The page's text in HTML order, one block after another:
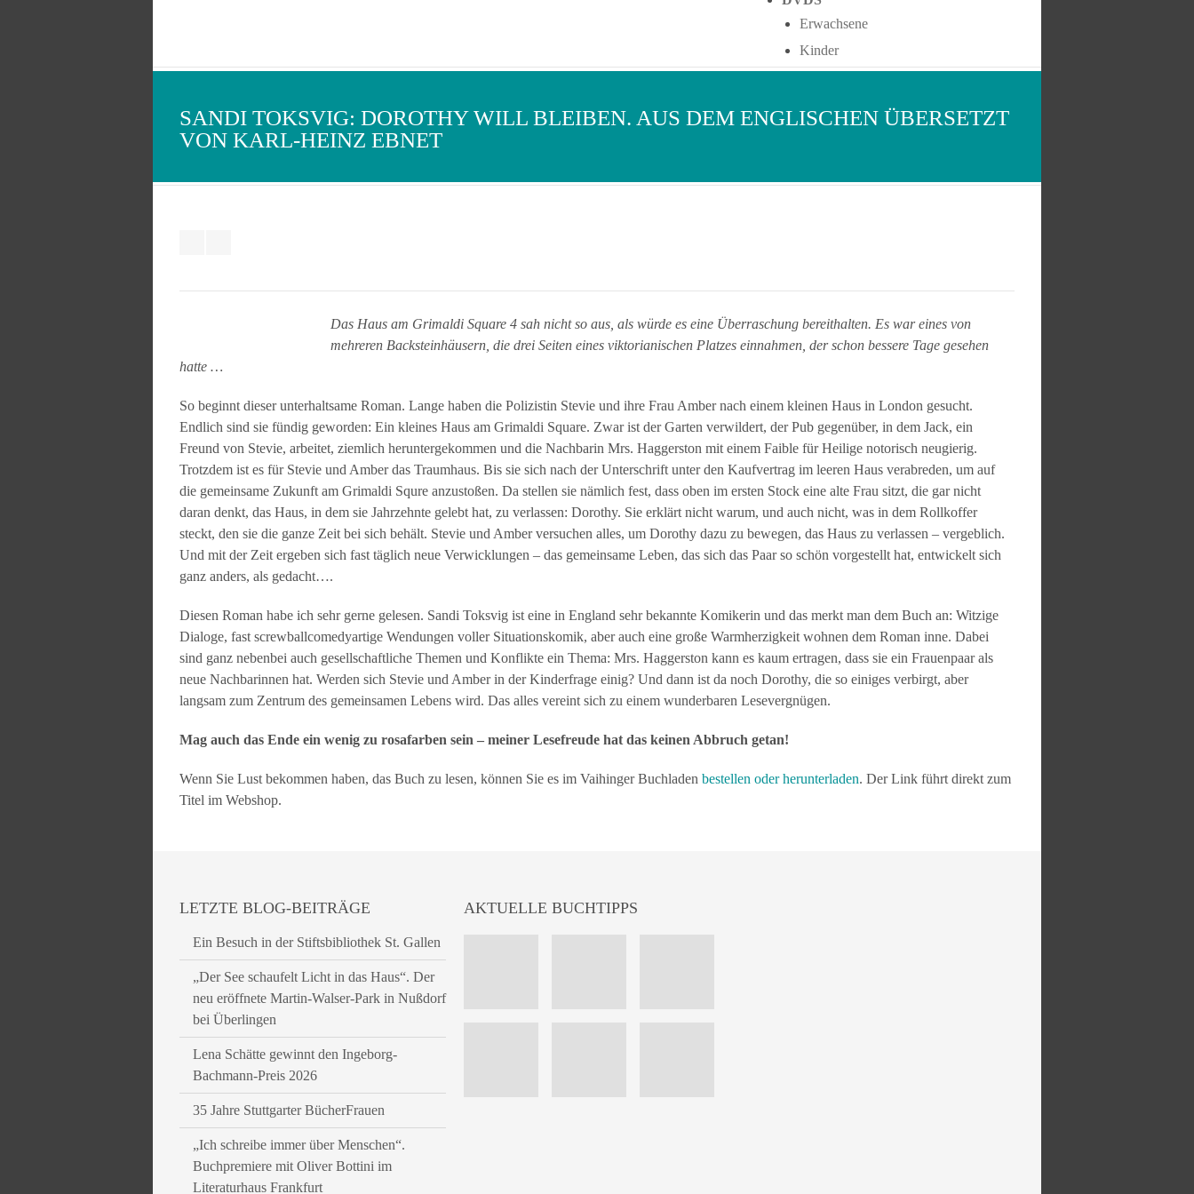
Erwachsene
Kinder
SANDI TOKSVIG: DOROTHY WILL BLEIBEN. AUS DEM ENGLISCHEN ÜBERSETZT
VON KARL-HEINZ EBNET
Das Haus am Grimaldi Square 4 sah nicht so aus, als würde es eine Überraschung bereithalten. Es war eines von
mehreren Backsteinhäusern, die drei Seiten eines viktorianischen Platzes einnahmen, der schon bessere Tage gesehen
hatte …
So beginnt dieser unterhaltsame Roman. Lange haben die Polizistin Stevie und ihre Frau Amber nach einem kleinen Haus in London gesucht.
Endlich sind sie fündig geworden: Ein kleines Haus am Grimaldi Square. Zwar ist der Garten verwildert, der Pub gegenüber, in dem Jack, ein
Freund von Stevie, arbeitet, ziemlich heruntergekommen und die Nachbarin Mrs. Haggerston mit einem Faible für Heilige notorisch neugierig.
Trotzdem ist es für Stevie und Amber das Traumhaus. Bis sie sich nach der Unterschrift unter den Kaufvertrag im leeren Haus verabreden, um auf
die gemeinsame Zukunft am Grimaldi Squre anzustoßen. Da stellen sie nämlich fest, dass oben im ersten Stock eine alte Frau sitzt, die gar nicht
daran denkt, das Haus, in dem sie Jahrzehnte gelebt hat, zu verlassen: Dorothy. Sie erklärt nicht warum, und auch nicht, was in dem Rollkoffer
steckt, den sie die ganze Zeit bei sich behält. Stevie und Amber versuchen alles, um Dorothy dazu zu bewegen, das Haus zu verlassen – vergeblich.
Und mit der Zeit ergeben sich fast täglich neue Verwicklungen – das gemeinsame Leben, das sich das Paar so schön vorgestellt hat, entwickelt sich
ganz anders, als gedacht….
Diesen Roman habe ich sehr gerne gelesen. Sandi Toksvig ist eine in England sehr bekannte Komikerin und das merkt man dem Buch an: Witzige
Dialoge, fast screwballcomedyartige Wendungen voller Situationskomik, aber auch eine große Warmherzigkeit wohnen dem Roman inne. Dabei
sind ganz nebenbei auch gesellschaftliche Themen und Konflikte ein Thema: Mrs. Haggerston kann es kaum ertragen, dass sie ein Frauenpaar als
neue Nachbarinnen hat. Werden sich Stevie und Amber in der Kinderfrage einig? Und dann ist da noch Dorothy, die so einiges verbirgt, aber
langsam zum Zentrum des gemeinsamen Lebens wird. Das alles vereint sich zu einem wunderbaren Lesevergnügen.
Mag auch das Ende ein wenig zu rosafarben sein – meiner Lesefreude hat das keinen Abbruch getan!
Wenn Sie Lust bekommen haben, das Buch zu lesen, können Sie es im Vaihinger Buchladen bestellen oder herunterladen. Der Link führt direkt zum
Titel im Webshop.
LETZTE BLOG-BEITRÄGE
Ein Besuch in der Stiftsbibliothek St. Gallen
„Der See schaufelt Licht in das Haus“. Der
neu eröffnete Martin-Walser-Park in Nußdorf
bei Überlingen
Lena Schätte gewinnt den Ingeborg-
Bachmann-Preis 2026
35 Jahre Stuttgarter BücherFrauen
„Ich schreibe immer über Menschen“.
Buchpremiere mit Oliver Bottini im
Literaturhaus Frankfurt
AKTUELLE BUCHTIPPS